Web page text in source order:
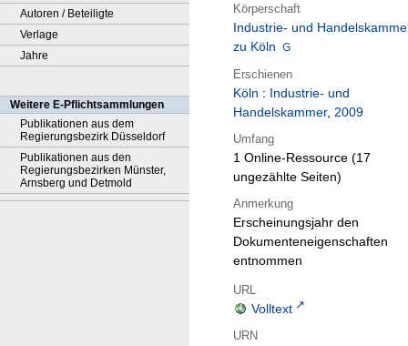
Autoren / Beteiligte
Verlage
Jahre
Weitere E-Pflichtsammlungen
Publikationen aus dem
Regierungsbezirk Düsseldorf
Publikationen aus den
Regierungsbezirken Münster,
Arnsberg und Detmold
Körperschaft
Industrie- und
zu Köln
Erschienen
Köln : Industrie- und
Handelskammer, 2009
Umfang
1 Online-Ressource (17
ungezählte Seiten)
Anmerkung
Erscheinungsjahr den
Dokumenteneigenschaften
entnommen
URL
Volltext
URN